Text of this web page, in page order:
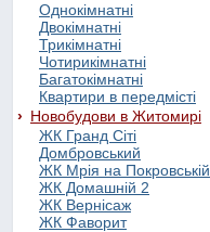
Однокімнатні
Двокімнатні
Трикімнатні
Чотирикімнатні
Багатокімнатні
Квартири в передмісті
Новобудови в Житомирі
ЖК Гранд Сіті
Домбровський
ЖК Мрія на Покровській
ЖК Домашній 2
ЖК Вернісаж
ЖК Фаворит